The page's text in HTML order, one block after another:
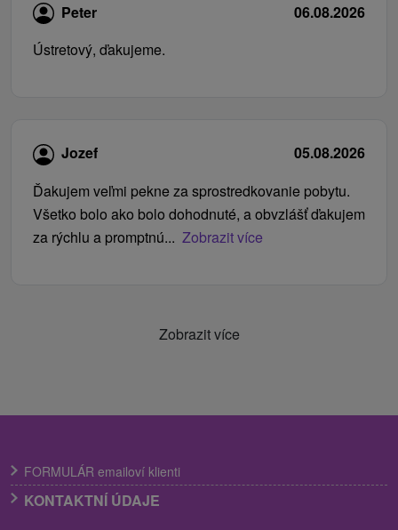
Peter
06.08.2026
Ústretový, ďakujeme.
Jozef
05.08.2026
Ďakujem veľmi pekne za sprostredkovanie pobytu.
Všetko bolo ako bolo dohodnuté, a obvzlášť ďakujem
za rýchlu a promptnú... Zobrazit více
Zobrazit více
FORMULÁR emailoví klienti
KONTAKTNÍ ÚDAJE